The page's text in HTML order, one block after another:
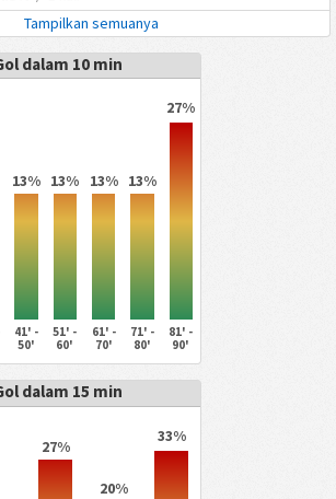
Tampilkan semuanya
dalam 10 min
13% 13% 13% 13%
27%
41' -
50'
51' -
60'
61' -
70'
71' -
80'
81' -
90'
dalam 15 min
27%
20%
33%